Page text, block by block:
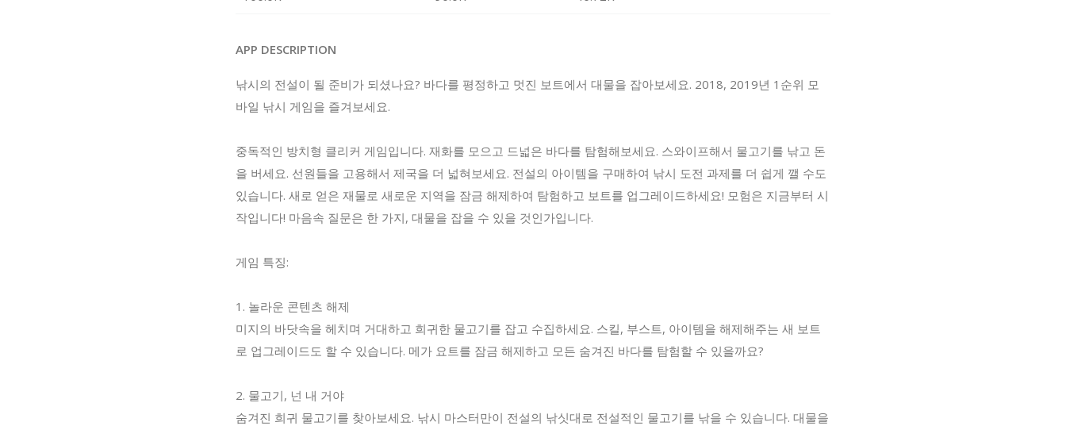
APP DESCRIPTION
낚시의 전설이 될 준비가 되셨나요? 바다를 평정하고 멋진 보트에서 대물을 잡아보세요. 2018, 2019년 1순위 모
바일 낚시 게임을 즐겨보세요.
중독적인 방치형 클리커 게임입니다. 재화를 모으고 드넓은 바다를 탐험해보세요. 스와이프해서 물고기를 낚고 돈
을 버세요. 선원들을 고용해서 제국을 더 넓혀보세요. 전설의 아이템을 구매하여 낚시 도전 과제를 더 쉽게 깰 수도
있습니다. 새로 얻은 재물로 새로운 지역을 잠금 해제하여 탐험하고 보트를 업그레이드하세요! 모험은 지금부터 시
작입니다! 마음속 질문은 한 가지, 대물을 잡을 수 있을 것인가입니다.
게임 특징:
1. 놀라운 콘텐츠 해제
미지의 바닷속을 헤치며 거대하고 희귀한 물고기를 잡고 수집하세요. 스킬, 부스트, 아이템을 해제해주는 새 보트
로 업그레이드도 할 수 있습니다. 메가 요트를 잠금 해제하고 모든 숨겨진 바다를 탐험할 수 있을까요?
2. 물고기, 넌 내 거야
숨겨진 희귀 물고기를 찾아보세요. 낚시 마스터만이 전설의 낚싯대로 전설적인 물고기를 낚을 수 있습니다. 대물을